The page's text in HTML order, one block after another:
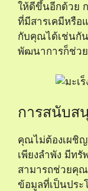
ให้ดีขึ้นอีกด้วย
ที่มีสารเคมีหรือ
กับคุณได้เช่นกั
พัฒนาการก็ช่ว
การสนับส
คุณไม่ต้องเผชิญ
เพียงลำพัง มีท
สามารถช่วยคุณ
ข้อมูลที่เป็นปร